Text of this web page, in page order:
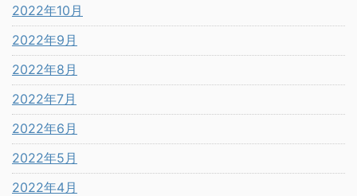
2022年10月
2022年9月
2022年8月
2022年7月
2022年6月
2022年5月
2022年4月